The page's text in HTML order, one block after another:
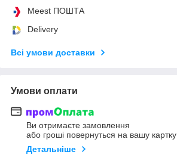
Meest ПОШТА
Delivery
Всі умови доставки
Умови оплати
Ви отримаєте замовлення
або гроші повернуться на вашу картку
Детальніше